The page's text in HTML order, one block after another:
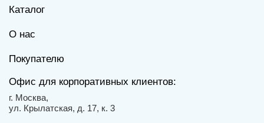
Каталог
О нас
Покупателю
Офис для корпоративных клиентов:
г. Москва,
ул. Крылатская, д. 17, к. 3